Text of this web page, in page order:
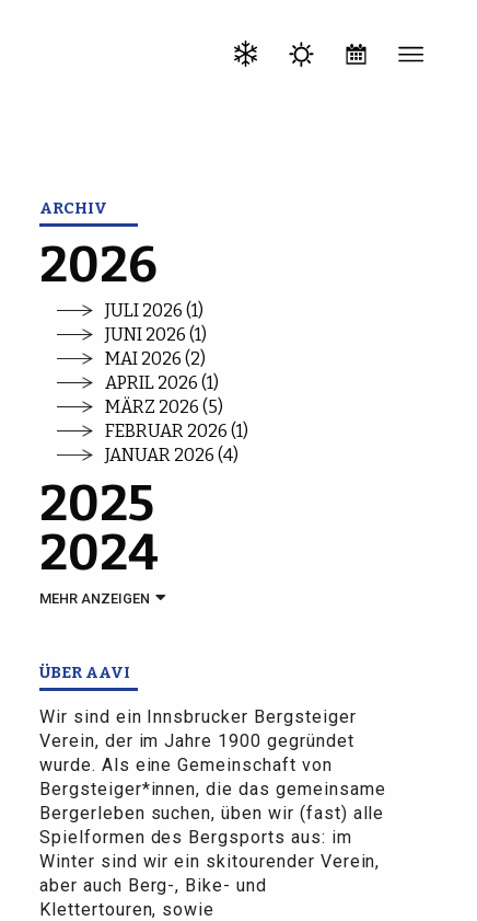
ARCHIV
2026
JULI 2026 (1)
JUNI 2026 (1)
MAI 2026 (2)
APRIL 2026 (1)
MÄRZ 2026 (5)
FEBRUAR 2026 (1)
JANUAR 2026 (4)
2025
2024
MEHR ANZEIGEN
ÜBER AAVI
Wir sind ein Innsbrucker Bergsteiger
Verein, der im Jahre 1900 gegründet
wurde. Als eine Gemeinschaft von
Bergsteiger*innen, die das gemeinsame
Bergerleben suchen, üben wir (fast) alle
Spielformen des Bergsports aus: im
Winter sind wir ein skitourender Verein,
aber auch Berg-, Bike- und
Klettertouren, sowie